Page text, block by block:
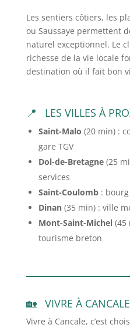
Les sentiers côtiers, les
ou Saussaye permettent
naturel exceptionnel. Le
richesse de la vie locale
destination où il fait bon
LES VILLES À
Saint-Malo (20 min) :
gare TGV
Dol-de-Bretagne(25
services
Saint-Coulomb: bourg
Dinan(35 min) : ville
Mont-Saint-Michel(45
tourisme breton
VIVRE À CANCALE
Vivre à Cancale, c’est